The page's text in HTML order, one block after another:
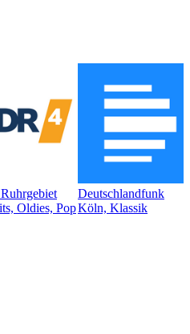
Oldies, Pop
Deutschlandfunk
Köln, Klassik